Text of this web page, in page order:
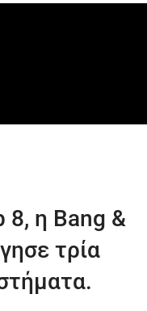
8, η Bang &
τρία